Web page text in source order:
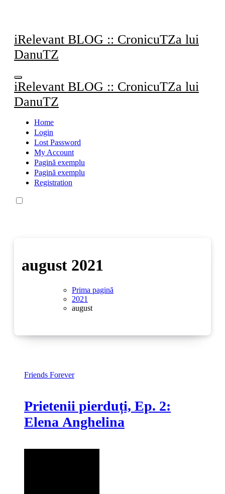
iRelevant BLOG :: CronicuTZa lui
DanuTZ
iRelevant BLOG :: CronicuTZa lui
DanuTZ
Home
Login
Lost Password
My Account
Pagină exemplu
Pagină exemplu
Registration
august 2021
Prima pagină
2021
august
Friends Forever
Prietenii pierduți, Ep. 2:
Elena Anghelina